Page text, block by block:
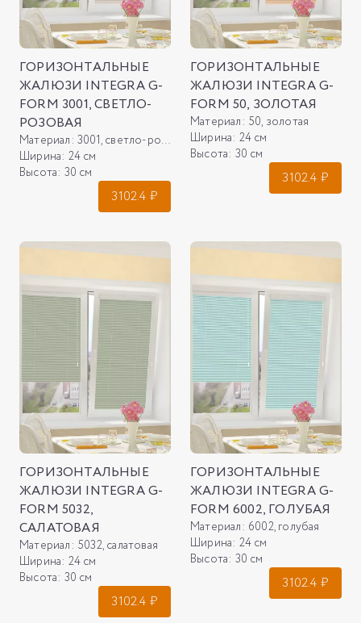
ГОРИЗОНТАЛЬНЫЕ
ЖАЛЮЗИ INTEGRA G-
FORM 3001, СВЕТЛО-
РОЗОВАЯ
Материал: 3001, светло-розовая
Ширина: 24 см
Высота: 30 см
3102.4 ₽
ГОРИЗОНТАЛЬНЫЕ
ЖАЛЮЗИ INTEGRA G-
FORM 50, ЗОЛОТАЯ
Материал: 50, золотая
Ширина: 24 см
Высота: 30 см
3102.4 ₽
ГОРИЗОНТАЛЬНЫЕ
ЖАЛЮЗИ INTEGRA G-
FORM 5032,
САЛАТОВАЯ
Материал: 5032, салатовая
Ширина: 24 см
Высота: 30 см
3102.4 ₽
ГОРИЗОНТАЛЬНЫЕ
ЖАЛЮЗИ INTEGRA G-
FORM 6002, ГОЛУБАЯ
Материал: 6002, голубая
Ширина: 24 см
Высота: 30 см
3102.4 ₽